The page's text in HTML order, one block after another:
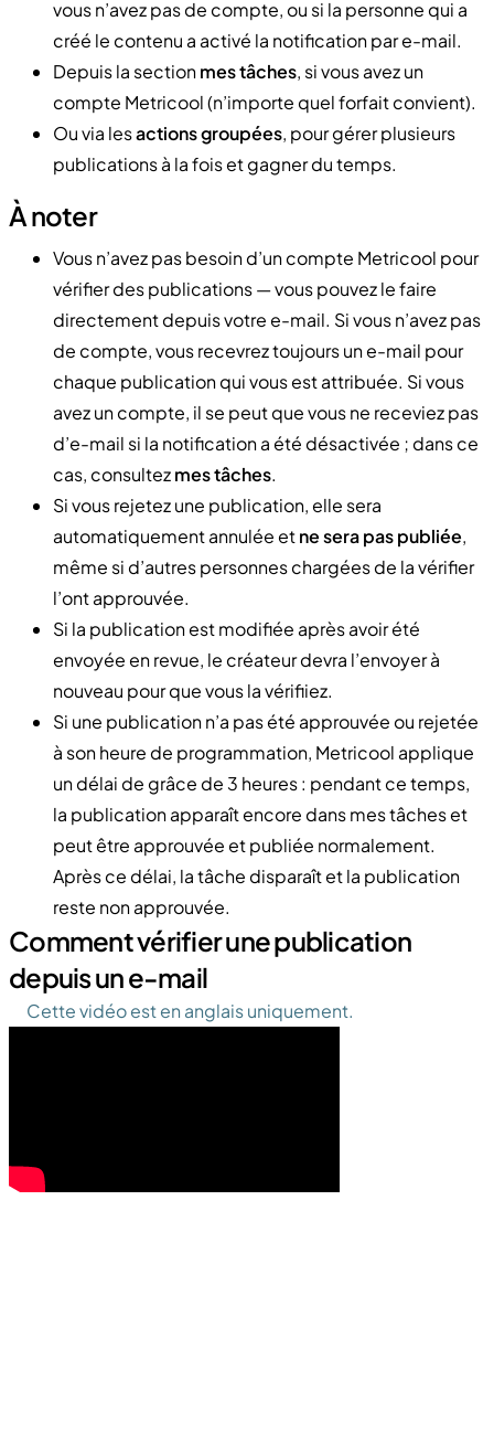
vous n’avez pas de compte, ou si la personne qui a
créé le contenu a activé la notification par e-mail.
Depuis la sectionmes tâches, si vous avez un
compte Metricool (n’importe quel forfait convient).
Ou via lesactions groupées, pour gérer plusieurs
publications à la fois et gagner du temps.
À noter
Vous n’avez pas besoin d’un compte Metricool pour
vérifier des publications — vous pouvez le faire
directement depuis votre e-mail. Si vous n’avez pas
de compte, vous recevrez toujours un e-mail pour
chaque publication qui vous est attribuée. Si vous
avez un compte, il se peut que vous ne receviez pas
d’e-mail si la notification a été désactivée ; dans ce
cas, consultezmes tâches.
Si vous rejetez une publication, elle sera
automatiquement annulée etne sera pas publiée,
même si d’autres personnes chargées de la vérifier
l’ont approuvée.
Si la publication est modifiée après avoir été
envoyée en revue, le créateur devra l’envoyer à
nouveau pour que vous la vérifiiez.
Si une publication n’a pas été approuvée ou rejetée
à son heure de programmation, Metricool applique
un délai de grâce de 3 heures : pendant ce temps,
la publication apparaît encore dans mes tâches et
peut être approuvée et publiée normalement.
Après ce délai, la tâche disparaît et la publication
reste non approuvée.
Comment vérifier une publication
depuis un e-mail
Cette vidéo est en anglais uniquement.